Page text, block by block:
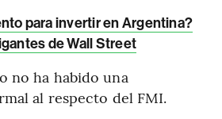
para invertir en Argentina?
de Wall Street
no ha habido una
al respecto del FMI.